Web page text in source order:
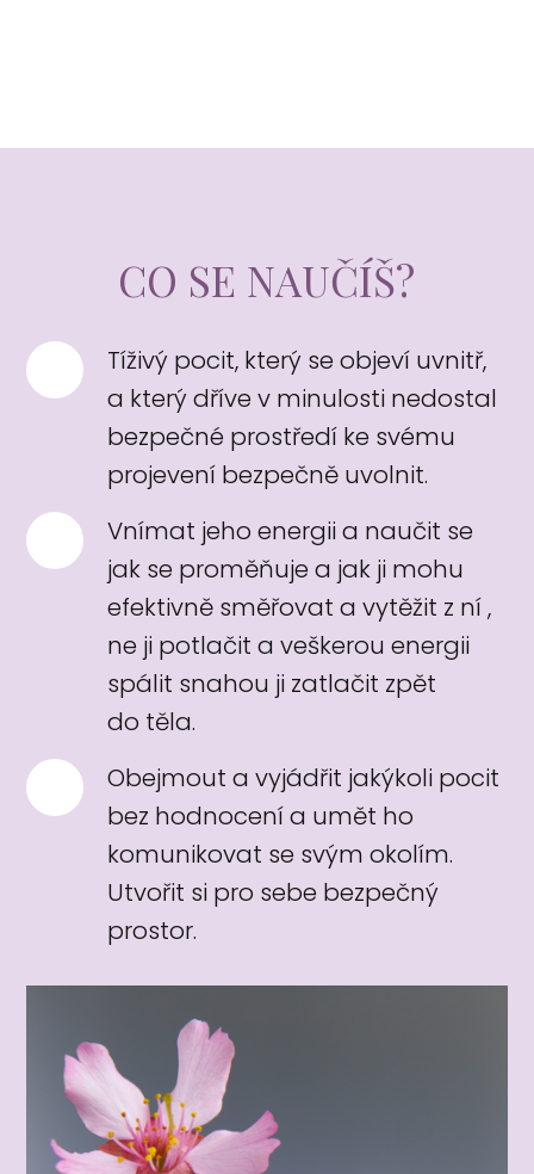
CO SE NAUČÍŠ?
Tíživý pocit, který se objeví uvnitř,
a který dříve v minulosti nedostal
bezpečné prostředí ke svému
projevení bezpečně uvolnit.
Vnímat jeho energii a naučit se
jak se proměňuje a jak ji mohu
efektivně směřovat a vytěžit z ní ,
ne ji potlačit a veškerou energii
spálit snahou ji zatlačit zpět
do těla.
Obejmout a vyjádřit jakýkoli pocit
bez hodnocení a umět ho
komunikovat se svým okolím.
Utvořit si pro sebe bezpečný
prostor.